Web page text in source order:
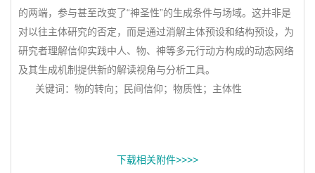
的两端，参与甚至改变了“神圣性”的生成条件与场域。这并非是
对以往主体研究的否定，而是通过消解主体预设和结构预设，为
研究者理解信仰实践中人、物、神等多元行动方构成的动态网络
及其生成机制提供新的解读视角与分析工具。
关键词：物的转向；民间信仰；物质性；主体性
下载相关附件>>>>